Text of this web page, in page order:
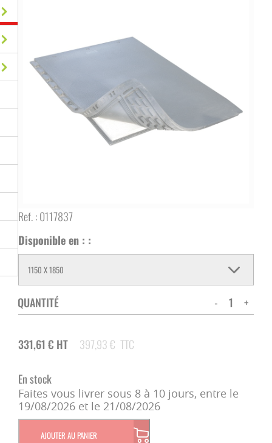
Ref. :0117837
Disponible en : :
QUANTITÉ - +
331,61€ HT 397,93 € TTC
En stock
Faites vous livrer sous 8 à 10 jours, entre le
19/08/2026 et le 21/08/2026
AJOUTER AU PANIER